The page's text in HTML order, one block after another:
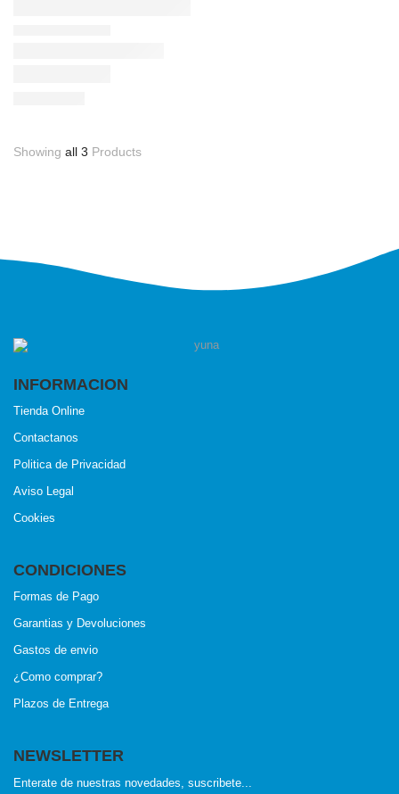
Showing all 3 Products
INFORMACION
Tienda Online
Contactanos
Politica de Privacidad
Aviso Legal
Cookies
CONDICIONES
Formas de Pago
Garantias y Devoluciones
Gastos de envio
¿Como comprar?
Plazos de Entrega
NEWSLETTER
Enterate de nuestras novedades, suscribete...